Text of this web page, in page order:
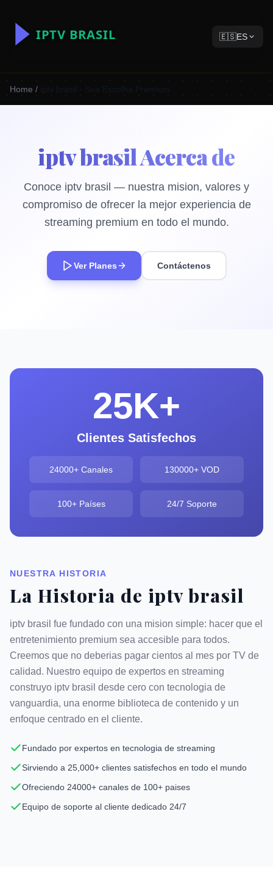
🇪🇸ES
Home / iptv brasil - Sua Escolha Premium
iptv brasil Acerca de
Conoce iptv brasil — nuestra mision, valores y
compromiso de ofrecer la mejor experiencia de
streaming premium en todo el mundo.
Ver Planes Contáctenos
25K+
Clientes Satisfechos
24000+ Canales 130000+ VOD
100+ Países 24/7 Soporte
NUESTRA HISTORIA
La Historia de iptv brasil
iptv brasil fue fundado con una mision simple: hacer que el
entretenimiento premium sea accesible para todos.
Creemos que no deberias pagar cientos al mes por TV de
calidad. Nuestro equipo de expertos en streaming
construyo iptv brasil desde cero con tecnologia de
vanguardia, una enorme biblioteca de contenido y un
enfoque centrado en el cliente.
Fundado por expertos en tecnologia de streaming
Sirviendo a 25,000+ clientes satisfechos en todo el mundo
Ofreciendo 24000+ canales de 100+ paises
Equipo de soporte al cliente dedicado 24/7